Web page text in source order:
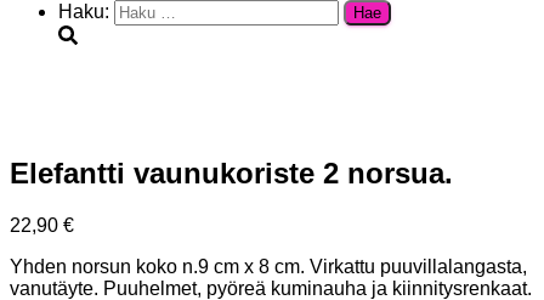
Haku:
Elefantti vaunukoriste 2 norsua.
22,90 €
Yhden norsun koko n.9 cm x 8 cm. Virkattu puuvillalangasta,
vanutäyte. Puuhelmet, pyöreä kuminauha ja kiinnitysrenkaat.